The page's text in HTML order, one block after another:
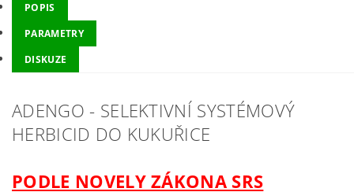
POPIS
PARAMETRY
DISKUZE
ADENGO - SELEKTIVNÍ SYSTÉMOVÝ
HERBICID DO KUKUŘICE
PODLE NOVELY ZÁKONA SRS